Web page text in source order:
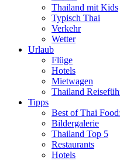
Thailand mit Kids
Typisch Thai
Verkehr
Wetter
Urlaub
Flüge
Hotels
Mietwagen
Thailand
Tipps
Best of Thai
Bildergalerie
Thailand Top 5
Restaurants
Hotels